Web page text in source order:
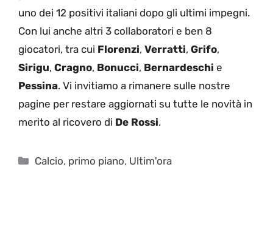
uno dei 12 positivi italiani dopo gli ultimi impegni.
Con lui anche altri 3 collaboratori e ben 8
giocatori, tra cui Florenzi, Verratti, Grifo,
Sirigu, Cragno, Bonucci, Bernardeschi e
Pessina. Vi invitiamo a rimanere sulle nostre
pagine per restare aggiornati su tutte le novità in
merito al ricovero di De Rossi.
Categorie
Calcio, primo piano, Ultim'ora